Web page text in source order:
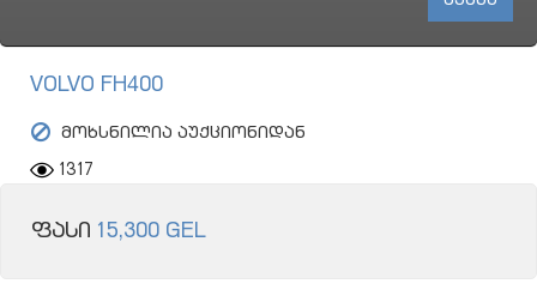
VOLVO FH400
მოხსნილია აუქციონიდან
1317
ფასი 15,300 GEL